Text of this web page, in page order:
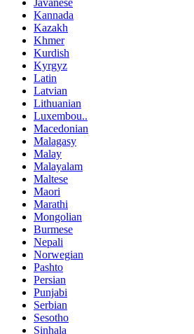
Kannada
Kazakh
Khmer
Kurdish
Kyrgyz
Latin
Latvian
Lithuanian
Luxembou..
Macedonian
Malagasy
Malay
Malayalam
Maltese
Maori
Marathi
Mongolian
Burmese
Nepali
Norwegian
Pashto
Persian
Punjabi
Serbian
Sesotho
Sinhala